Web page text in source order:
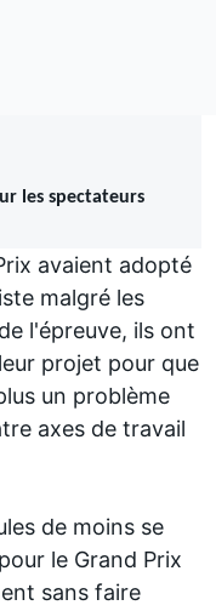
les spectateurs
avaient adopté
malgré les
l'épreuve, ils ont
projet pour que
un problème
axes de travail
de moins se
le Grand Prix
sans faire